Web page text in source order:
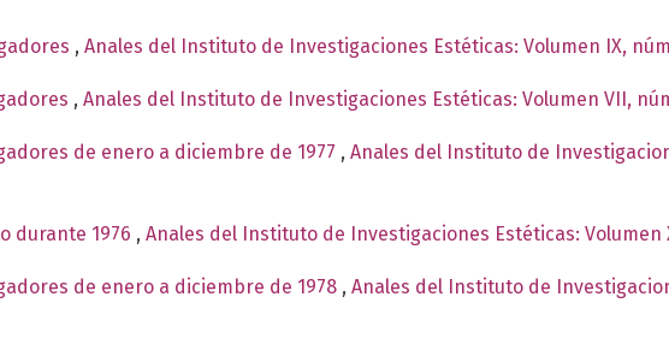
, Anales del Instituto de Investigaciones Estéticas: Volumen IX,
, Anales del Instituto de Investigaciones Estéticas: Volumen VII,
de enero a diciembre de 1977 , Anales del Instituto de
durante 1976 , Anales del Instituto de Investigaciones Estéticas: Volumen
de enero a diciembre de 1978 , Anales del Instituto de